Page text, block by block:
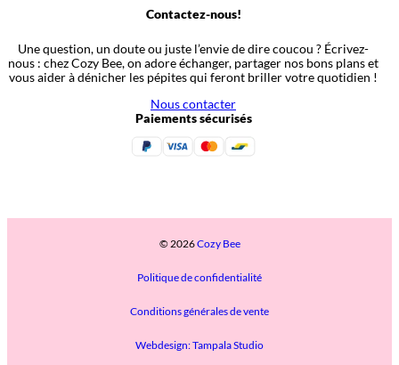
Contactez-nous!
Une question, un doute ou juste l’envie de dire coucou ? Écrivez-
nous : chez Cozy Bee, on adore échanger, partager nos bons plans et
vous aider à dénicher les pépites qui feront briller votre quotidien !
Nous contacter
Paiements sécurisés
© 2026Cozy Bee
Politique de confidentialité
Conditions générales de vente
Webdesign: Tampala Studio